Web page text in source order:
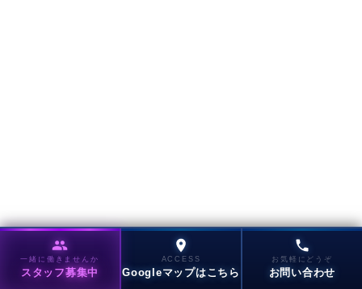
一緒に働きませんか
スタッフ募集中
ACCESS
Googleマップはこちら
お気軽にどうぞ
お問い合わせ